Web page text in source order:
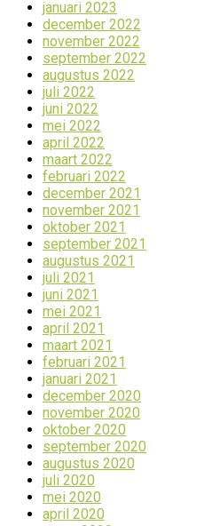
januari 2023
december 2022
november 2022
september 2022
augustus 2022
juli 2022
juni 2022
mei 2022
april 2022
maart 2022
februari 2022
december 2021
november 2021
oktober 2021
september 2021
augustus 2021
juli 2021
juni 2021
mei 2021
april 2021
maart 2021
februari 2021
januari 2021
december 2020
november 2020
oktober 2020
september 2020
augustus 2020
juli 2020
mei 2020
april 2020